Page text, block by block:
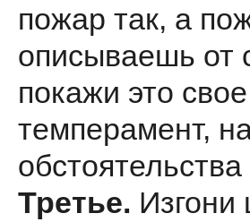
пожар так, а
описываешь от
покажи это
темперамент,
Третье.